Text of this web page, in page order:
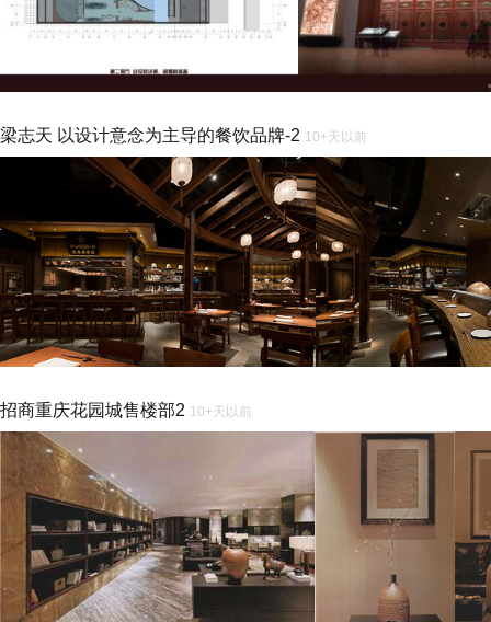
梁志天 以设计意念为主导的餐饮品牌-2 10+天以前
招商重庆花园城售楼部2 10+天以前